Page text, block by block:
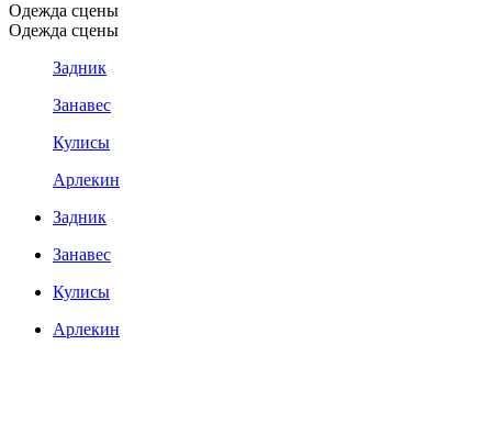
Одежда сцены
Одежда сцены
Задник
Занавес
Кулисы
Арлекин
Задник
Занавес
Кулисы
Арлекин